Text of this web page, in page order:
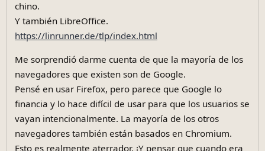
chino.
Y también LibreOffice.
https://linrunner.de/tlp/index.html
Me sorprendió darme cuenta de que la mayoría de los
navegadores que existen son de Google.
Pensé en usar Firefox, pero parece que Google lo
financia y lo hace difícil de usar para que los usuarios se
vayan intencionalmente. La mayoría de los otros
navegadores también están basados en Chromium.
Esto es realmente aterrador. ¡Y pensar que cuando era